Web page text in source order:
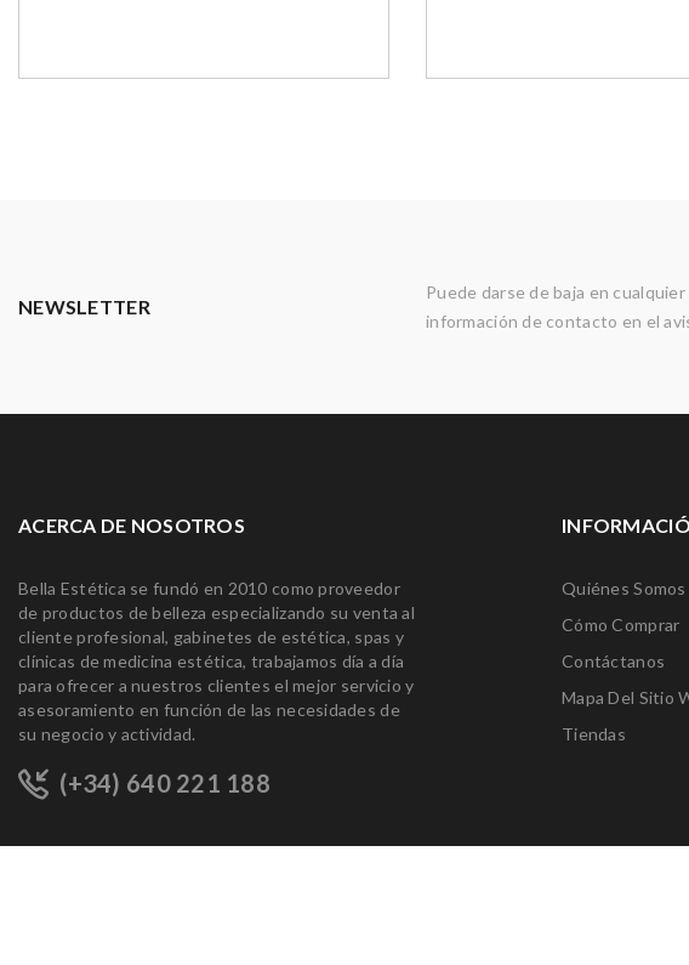
NEWSLETTER
Puede darse de baja en
información de contacto en el
ACERCA DE NOSOTROS
Bella Estética se fundó en 2010 como proveedor
de productos de belleza especializando su venta al
cliente profesional, gabinetes de estética, spas y
clínicas de medicina estética, trabajamos día a día
para ofrecer a nuestros clientes el mejor servicio y
asesoramiento en función de las necesidades de
su negocio y actividad.
(+34) 640 221 188
Quiénes Somos
Cómo Comprar
Contáctanos
Mapa Del Sitio
Tiendas